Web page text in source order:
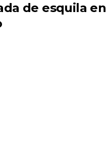
de esquila en